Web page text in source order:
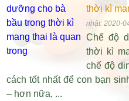
thời kì
nhật: 2020-
Chế độ
thời kì
chế độ
cách tốt nhất để con bạn
– hơn nữa, ...